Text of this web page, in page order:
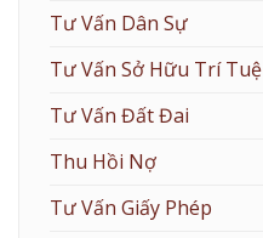
Tư Vấn Dân Sự
Tư Vấn Sở Hữu Trí Tuệ
Tư Vấn Đất Đai
Thu Hồi Nợ
Tư Vấn Giấy Phép